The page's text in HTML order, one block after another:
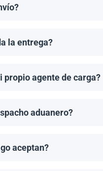
la entrega?
propio agente de carga?
aduanero?
aceptan?